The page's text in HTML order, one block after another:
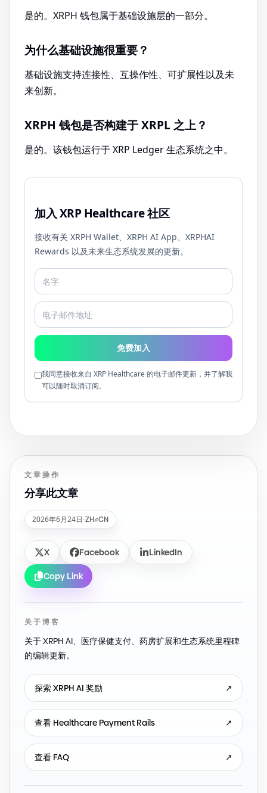
是的。XRPH 钱包属于基础设施层的一部分。
为什么基础设施很重要？
基础设施支持连接性、互操作性、可扩展性以及未
来创新。
XRPH 钱包是否构建于 XRPL 之上？
是的。该钱包运行于 XRP Ledger 生态系统之中。
加入 XRP Healthcare 社区
接收有关 XRPH Wallet、XRPH AI App、XRPHAI
Rewards 以及未来生态系统发展的更新。
免费加入
我同意接收来自 XRP Healthcare 的电子邮件更新，并了解我
可以随时取消订阅。
文章操作
分享此文章
2026年6月24日·ZH-CN
X Facebook
LinkedIn
Copy Link
关于博客
关于 XRPH AI、医疗保健支付、药房扩展和生态系统里程碑
的编辑更新。
探索 XRPH AI 奖励 ↗
查看 Healthcare Payment Rails ↗
查看 FAQ ↗